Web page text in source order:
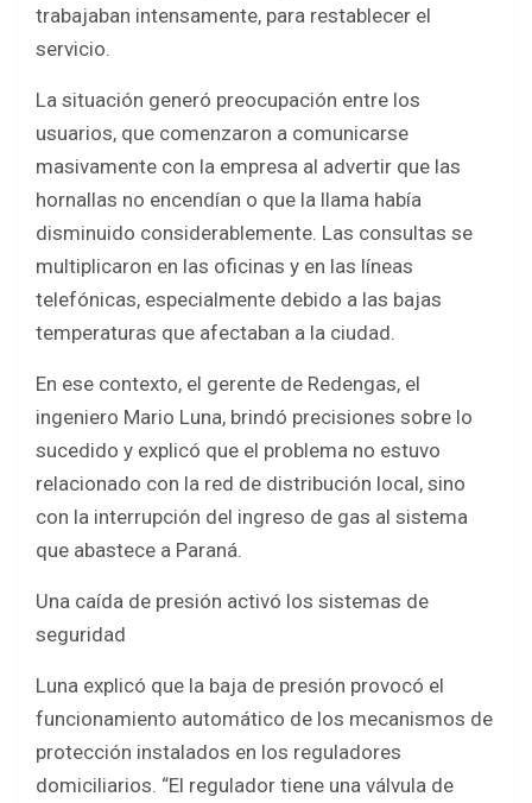
trabajaban intensamente, para restablecer el
servicio.
La situación generó preocupación entre los
usuarios, que comenzaron a comunicarse
masivamente con la empresa al advertir que las
hornallas no encendían o que la llama había
disminuido considerablemente. Las consultas se
multiplicaron en las oficinas y en las líneas
telefónicas, especialmente debido a las bajas
temperaturas que afectaban a la ciudad.
En ese contexto, el gerente de Redengas, el
ingeniero Mario Luna, brindó precisiones sobre lo
sucedido y explicó que el problema no estuvo
relacionado con la red de distribución local, sino
con la interrupción del ingreso de gas al sistema
que abastece a Paraná.
Una caída de presión activó los sistemas de
seguridad
Luna explicó que la baja de presión provocó el
funcionamiento automático de los mecanismos de
protección instalados en los reguladores
domiciliarios. “El regulador tiene una válvula de